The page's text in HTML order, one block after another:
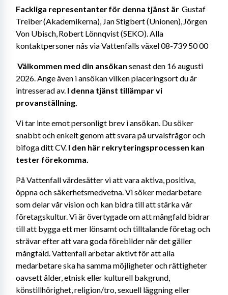
Fackliga representanter för denna tjänst är Gustaf
Treiber (Akademikerna), Jan Stigbert (Unionen), Jörgen
Von Ubisch, Robert Lönnqvist (SEKO). Alla
kontaktpersoner nås via Vattenfalls växel 08-739 50 00
Välkommen med din ansökan senast den 16 augusti
2026. Ange även i ansökan vilken placeringsort du är
intresserad av. I denna tjänst tillämpar vi
provanställning.
Vi tar inte emot personligt brev i ansökan. Du söker
snabbt och enkelt genom att svara på urvalsfrågor och
bifoga ditt CV. I den här rekryteringsprocessen kan
tester förekomma.
På Vattenfall värdesätter vi att vara aktiva, positiva,
öppna och säkerhetsmedvetna. Vi söker medarbetare
som delar vår vision och kan bidra till att stärka vår
företagskultur. Vi är övertygade om att mångfald bidrar
till att bygga ett mer lönsamt och tilltalande företag och
strävar efter att vara goda förebilder när det gäller
mångfald. Vattenfall arbetar aktivt för att alla
medarbetare ska ha samma möjligheter och rättigheter
oavsett ålder, etnisk eller kulturell bakgrund,
könstillhörighet, religion/tro, sexuell läggning eller